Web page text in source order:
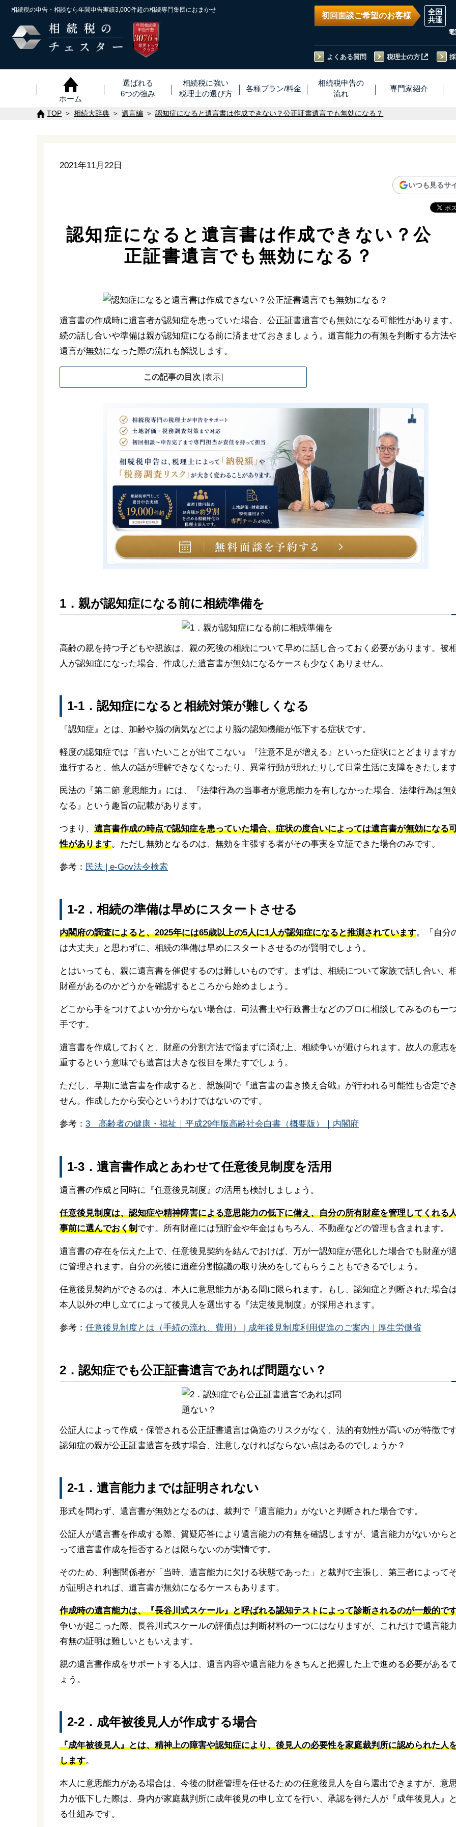
相続税の申告・相談なら年間申告実績3,000件超の相続専門集団におまかせ
年間相続税
申告件数
3076 ※
件
業界トップ
クラス
初回面談ご希望のお客様
よくある質問 税理士の方
ホーム
選ばれる
6つの強み
相続税に強い
税理士の選び方
各種プラン/料金
相続税申告の
流れ
専門家紹介
TOP 相続大辞典 遺言編 認知症になると遺言書は作成できない？公正証書遺言でも無効になる？
2021年11月22日
いつも見るサ
認知症になると遺言書は作成できない？公
正証書遺言でも無効になる？
遺言書の作成時に遺言者が認知症を患っていた場合、公正証書遺言でも無効になる可能性があります
続の話し合いや準備は親が認知症になる前に済ませておきましょう。遺言能力の有無を判断する方法や
遺言が無効になった際の流れも解説します。
この記事の目次 [表示]
1．親が認知症になる前に相続準備を
高齢の親を持つ子どもや親族は、親の死後の相続について早めに話し合っておく必要があります。被
人が認知症になった場合、作成した遺言書が無効になるケースも少なくありません。
1-1．認知症になると相続対策が難しくなる
『認知症』とは、加齢や脳の病気などにより脳の認知機能が低下する症状です。
軽度の認知症では『言いたいことが出てこない』『注意不足が増える』といった症状にとどまりますが
進行すると、他人の話が理解できなくなったり、異常行動が現れたりして日常生活に支障をきたします
民法の『第二節 意思能力』には、『法律行為の当事者が意思能力を有しなかった場合、法律行為は無
なる』という趣旨の記載があります。
つまり、 遺言書作成の時点で認知症を患っていた場合、症状の度合いによっては遺言書が無効になる
性があります。ただし無効となるのは、無効を主張する者がその事実を立証できた場合のみです。
参考： 民法 | e-Gov法令検索
1-2．相続の準備は早めにスタートさせる
内閣府の調査によると、2025年には65歳以上の5人に1人が認知症になると推測されています。「自分
は大丈夫」と思わずに、相続の準備は早めにスタートさせるのが賢明でしょう。
とはいっても、親に遺言書を催促するのは難しいものです。まずは、相続について家族で話し合い、
財産があるのかどうかを確認するところから始めましょう。
どこから手をつけてよいか分からない場合は、司法書士や行政書士などのプロに相談してみるのも一
手です。
遺言書を作成しておくと、財産の分割方法で悩まずに済む上、相続争いが避けられます。故人の意志
重するという意味でも遺言は大きな役目を果たすでしょう。
ただし、早期に遺言書を作成すると、親族間で『遺言書の書き換え合戦』が行われる可能性も否定で
せん。作成したから安心というわけではないのです。
参考： 3 高齢者の健康・福祉｜平成29年版高齢社会白書（概要版）｜内閣府
1-3．遺言書作成とあわせて任意後見制度を活用
遺言書の作成と同時に『任意後見制度』の活用も検討しましょう。
任意後見制度は、認知症や精神障害による意思能力の低下に備え、自分の所有財産を管理してくれる
事前に選んでおく制です。所有財産には預貯金や年金はもちろん、不動産などの管理も含まれます。
遺言書の存在を伝えた上で、任意後見契約を結んでおけば、万が一認知症が悪化した場合でも財産が
に管理されます。自分の死後に遺産分割協議の取り決めをしてもらうこともできるでしょう。
任意後見契約ができるのは、本人に意思能力がある間に限られます。もし、認知症と判断された場合は
本人以外の申し立てによって後見人を選出する『法定後見制度』が採用されます。
参考： 任意後見制度とは（手続の流れ、費用） | 成年後見制度利用促進のご案内｜厚生労働省
2．認知症でも公正証書遺言であれば問題ない？
公証人によって作成・保管される公正証書遺言は偽造のリスクがなく、法的有効性が高いのが特徴です
認知症の親が公正証書遺言を残す場合、注意しなければならない点はあるのでしょうか？
2-1．遺言能力までは証明されない
形式を問わず、遺言書が無効となるのは、裁判で『遺言能力』がないと判断された場合です。
公証人が遺言書を作成する際、質疑応答により遺言能力の有無を確認しますが、遺言能力がないから
って遺言書作成を拒否するとは限らないのが実情です。
そのため、利害関係者が「当時、遺言能力に欠ける状態であった」と裁判で主張し、第三者によって
が証明されれば、遺言書が無効になるケースもあります。
作成時の遺言能力は、『長谷川式スケール』と呼ばれる認知テストによって診断されるのが一般的で
争いが起こった際、長谷川式スケールの評価点は判断材料の一つにはなりますが、これだけで遺言能
有無の証明は難しいともいえます。
親の遺言書作成をサポートする人は、遺言内容や遺言能力をきちんと把握した上で進める必要がある
ょう。
2-2．成年被後見人が作成する場合
『成年被後見人』とは、精神上の障害や認知症により、後見人の必要性を家庭裁判所に認められた人
します。
本人に意思能力がある場合は、今後の財産管理を任せるための任意後見人を自ら選出できますが、意
力が低下した際は、身内が家庭裁判所に成年後見の申し立てを行い、承認を得た人が『成年後見人』
る仕組みです。